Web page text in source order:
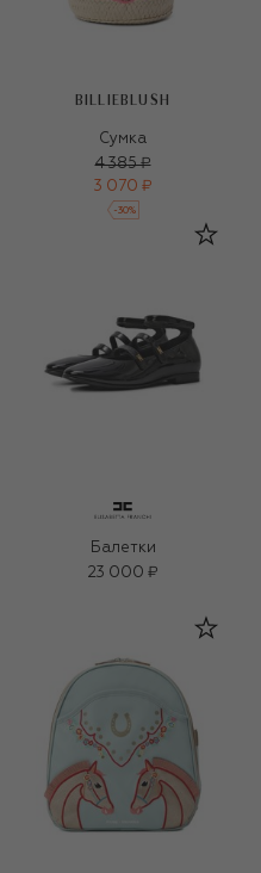
BILLIEBLUSH
Сумка
4 385 ₽
3 070 ₽
-30%
Балетки
23 000 ₽